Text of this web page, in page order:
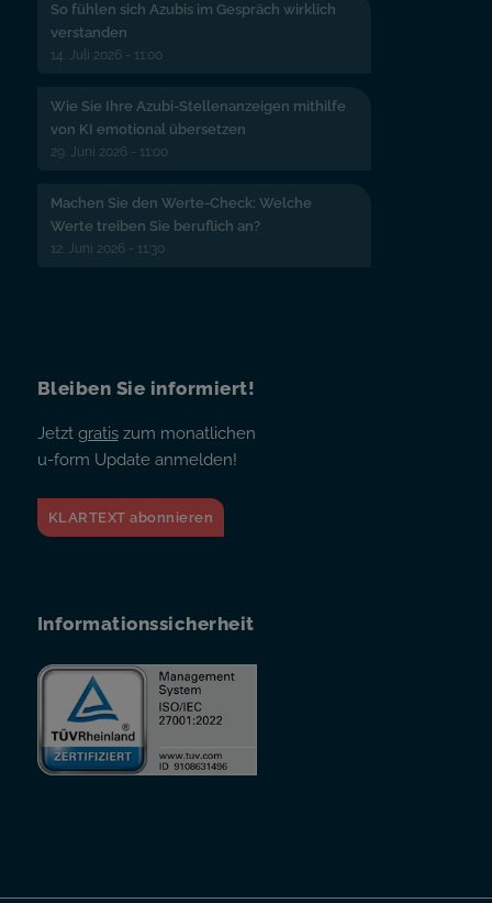
So fühlen sich Azubis im Gespräch wirklich
verstanden
14. Juli 2026 - 11:00
Wie Sie Ihre Azubi-Stellenanzeigen mithilfe
von KI emotional übersetzen
29. Juni 2026 - 11:00
Machen Sie den Werte-Check: Welche
Werte treiben Sie beruflich an?
12. Juni 2026 - 11:30
Bleiben Sie informiert!
Jetzt gratiszum monatlichen
u-form Update anmelden!
KLARTEXT abonnieren
Informationssicherheit